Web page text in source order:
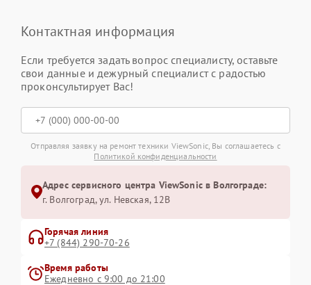
Контактная информация
Если требуется задать вопрос специалисту, оставьте
свои данные и дежурный специалист с радостью
проконсультирует Вас!
Отправляя заявку на ремонт техники ViewSonic, Вы соглашаетесь с
Политикой конфиденциальности
Адрес сервисного центра ViewSonic в Волгограде:
г. Волгоград, ул. Невская, 12В
Горячая линия
+7 (844) 290-70-26
Время работы
Ежедневно с 9:00 до 21:00